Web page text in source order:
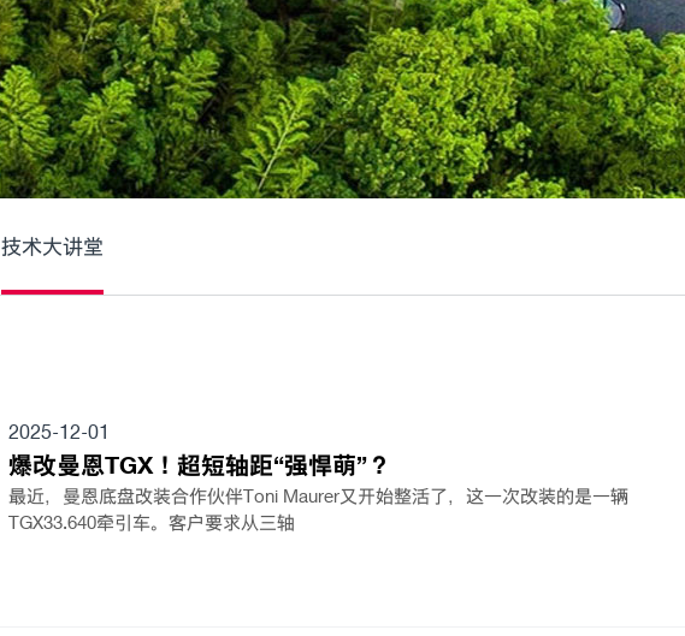
技术大讲堂
2025-12-01
爆改曼恩TGX！超短轴距“强悍萌”？
最近，曼恩底盘改装合作伙伴Toni Maurer又开始整活了，这一次改装的是一辆
TGX33.640牵引车。客户要求从三轴